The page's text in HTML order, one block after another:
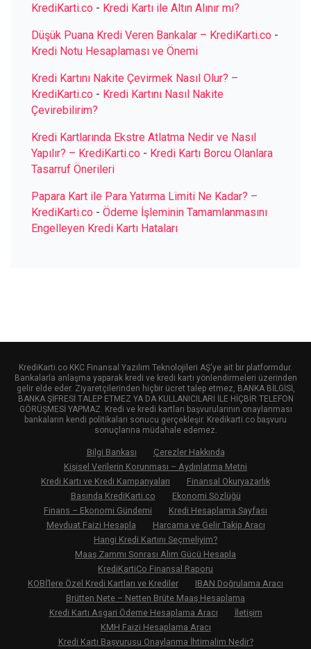
KrediKarti.co - Kredi Kartı ile Altın Alınır mı?
Düşük Puana Kredi Veren Bankalar – KrediKarti.co -
Kredi Notu Hesaplaması ve Önemi
Kredi Kartını Nakite Çevirmek Nasıl Olur? –
KrediKarti.co - Kredi Kartını Nasıl Nakite
Çevirebilirim?
Kredi Kartlarında Ekstre Atlatma Nedir ve Nasıl
Yapılır? – KrediKarti.co - Kredi Kartı Borcu Olanlara
Tasarruf Önerileri
Papara Kart ile Para Yatırma Limiti Ne Kadar? –
KrediKarti.co - Ödeme İşleminin Tamamlanmasını
Engelleyen Kredi Kartı Hataları
KrediKarti.co KKC Finansal Yazılım Teknolojileri AŞ'ye ait bir platformdur.
Bankalarla anlaşma yaparak kredi ve kredi kartı yönlendirmeleri üzerinden
gelir elde eder. Ziyaretçilerinden hiçbir ücret talep etmez, BANKA BİLGİSİ,
BANKA ŞİFRESİ TALEP ETMEZ YA DA KULLANICILARI İLE HİÇBİR TELEFON
GÖRÜŞMESİ YAPMAZ. Kredi ve kredi kartları başvurularının onaylanması
bankaların kendi politikaları sonucu gerçekleşir. Kredikarti.co başvuru
sonuçlarına müdahale edemez.
Bilgi Bankası
Çerezler Hakkında
Kişisel Verilerin Korunması – Aydınlatma Metni
Kredi Kartı ve Kredi Kampanyaları
Finansal Okuryazarlık
Basında KrediKarti.co
Ekonomi Sözlüğü
Finans – Ekonomi Gündemi
Kredi Hesaplama Sayfası
Mevduat Faizi Hesapla
Harcama ve Gelir Takip Aracı
Hangi Kredi Kartını Seçmeliyim?
Maaş Zammı Sonrası Alım Gücü Hesapla
KrediKartiCo Finansal Raporu
KOBİ’lere Özel Kredi Kartları ve Krediler
IBAN Doğrulama Aracı
Brütten Nete – Netten Brüte Maaş Hesaplama
Kredi Kartı Asgari Ödeme Hesaplama Aracı
İletişim
KMH Faizi Hesaplama Aracı
Kredi Kartı Başvurusu Onaylanma İhtimalim Nedir?